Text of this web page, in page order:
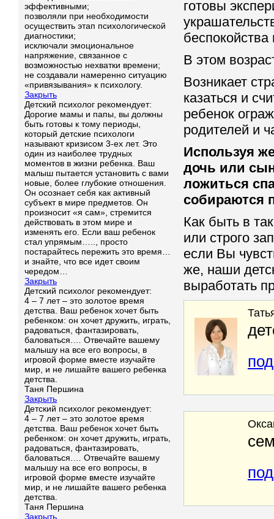
готовы
В этом
Возникает
казаться и
ребенок
родителей и
Используя
дочь или
ложиться
собираются
Как быть в
или строго
если Вы
же, наши
выработать
эффективными;
позволяли при необходимости
осуществить этап психологической
диагностики;
исключали эмоциональное
напряжение, связанное с
возможностью нехватки времени;
не создавали намеренно ситуацию
«привязывания» к психологу.
Закрыть
Детский психолог рекомендует:
Дорогие мамы и папы, вы должны
быть готовы к тому периоды,
который детские психологи
называют кризисом 3-ех лет. Это
один из наиболее трудных
моментов в жизни ребенка. Ваш
малыш пытается установить с вами
новые, более глубокие отношения.
Он осознает себя как активный
субъект в мире предметов. Он
произносит «я сам», стремится
действовать в этом мире и
изменять его. Если ваш ребенок
стал упрямым….., просто
постарайтесь пережить это время…
и знайте, что все идет своим
чередом…
Закрыть
Детский психолог рекомендует:
4 – 7 лет – это золотое время
детства. Ваш ребенок хочет быть
ребенком: он хочет дружить, играть,
радоваться, фантазировать,
баловаться.… Отвечайте вашему
малышу на все его вопросы, в
игровой форме вместе изучайте
мир, и не лишайте вашего ребенка
детства.
Таня Першина
Закрыть
Детский психолог рекомендует:
4 – 7 лет – это золотое время
детства. Ваш ребенок хочет быть
ребенком: он хочет дружить, играть,
радоваться, фантазировать,
баловаться.… Отвечайте вашему
малышу на все его вопросы, в
игровой форме вместе изучайте
мир, и не лишайте вашего ребенка
детства.
Таня Першина
Закрыть